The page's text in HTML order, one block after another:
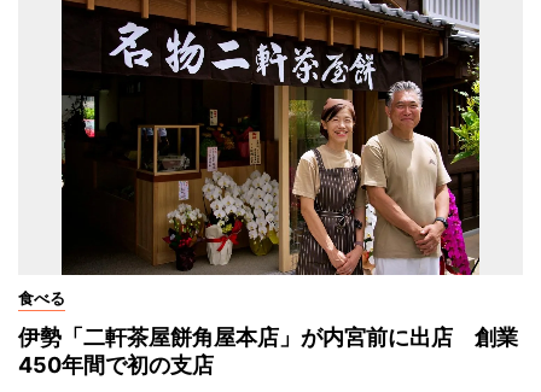
食べる
伊勢「二軒茶屋餅角屋本店」が内宮前に出店 創業
450年間で初の支店